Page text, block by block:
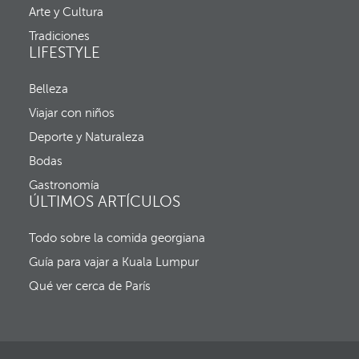
a
e
a
n
a
m
e
r
g
e
n
e
y
e
l
t
r
a
d
y
e
c
h
a
e
s
l
d
Arte y Cultura
Tradiciones
LIFESTYLE
Belleza
Viajar con niños
Deporte y Naturaleza
Bodas
Gastronomía
ÚLTIMOS ARTÍCULOS
Todo sobre la comida georgiana
Guía para vajar a Kuala Lumpur
Qué ver cerca de París